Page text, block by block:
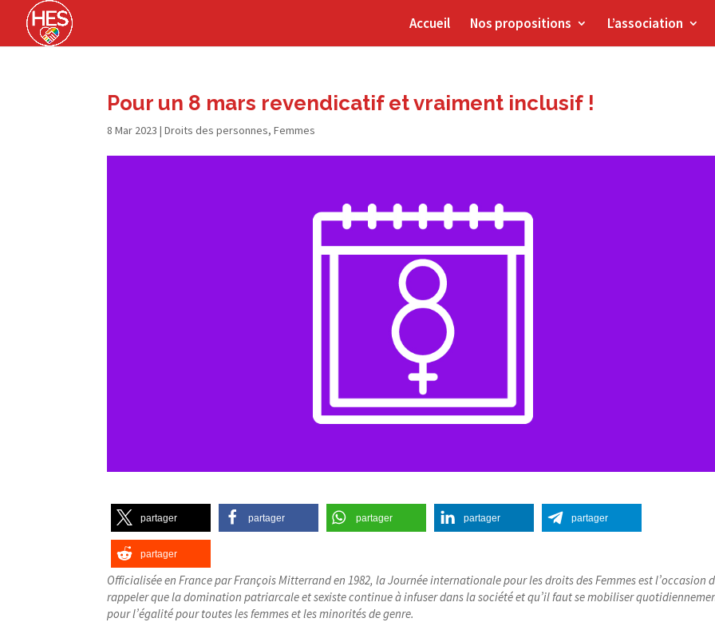
Accueil Nos propositions L’association
Pour un 8 mars revendicatif et vraiment inclusif !
8 Mar 2023 |Droits des personnes,Femmes
partager partager partager partager partager
partager
Officialisée en France par François Mitterrand en 1982, la Journée internationale pour les droits des Femmes est l’occasion
rappeler que la domination patriarcale et sexiste continue à infuser dans la société et qu’il faut se mobiliser
pour l’égalité pour toutes les femmes et les minorités de genre.